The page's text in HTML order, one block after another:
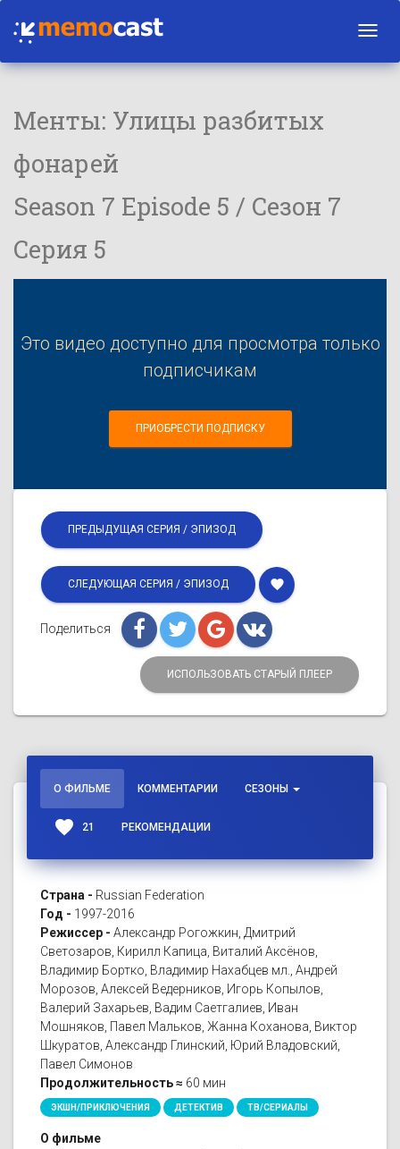
Менты: Улицы разбитых
фонарей
Season 7 Episode 5 / Сезон 7
Серия 5
Это видео доступно для просмотра только
подписчикам
ПРИОБРЕСТИ ПОДПИСКУ
ПРЕДЫДУЩАЯ СЕРИЯ / ЭПИЗОД
СЛЕДУЮЩАЯ СЕРИЯ / ЭПИЗОД favorite
Поделиться
ИСПОЛЬЗОВАТЬ СТАРЫЙ ПЛЕЕР
О ФИЛЬМЕ КОММЕНТАРИИ СЕЗОНЫ
favorite 21 РЕКОМЕНДАЦИИ
Страна - Russian Federation
Год - 1997-2016
Режиссер - Александр Рогожкин, Дмитрий
Светозаров, Кирилл Капица, Виталий Аксёнов,
Владимир Бортко, Владимир Нахабцев мл., Андрей
Морозов, Алексей Ведерников, Игорь Копылов,
Валерий Захарьев, Вадим Саетгалиев, Иван
Мошняков, Павел Мальков, Жанна Коханова, Виктор
Шкуратов, Александр Глинский, Юрий Владовский,
Павел Симонов
Продолжительность ≈ 60 мин
ЭКШН/ПРИКЛЮЧЕНИЯ ДЕТЕКТИВ ТВ/СЕРИАЛЫ
О фильме